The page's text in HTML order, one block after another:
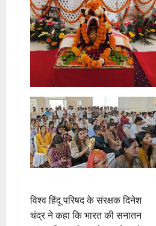
विश्व हिंदू परिषद के संरक्षक दिनेश
चंद्र ने कहा कि भारत की सनातन